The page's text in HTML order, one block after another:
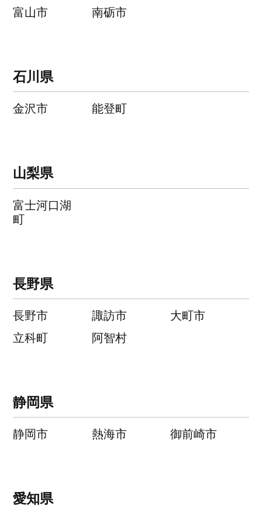
富山市 南砺市
石川県
金沢市 能登町
山梨県
富士河口湖
町
長野県
長野市 諏訪市
大町市
立科町
阿智村
静岡県
静岡市 熱海市 御前崎市
愛知県